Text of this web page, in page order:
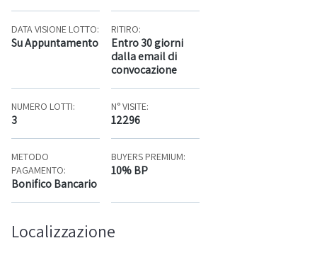
DATA VISIONE LOTTO:
Su Appuntamento
RITIRO:
Entro 30 giorni
dalla email di
convocazione
NUMERO LOTTI:
3
N° VISITE:
12296
METODO
PAGAMENTO:
Bonifico Bancario
BUYERS PREMIUM:
10% BP
Localizzazione